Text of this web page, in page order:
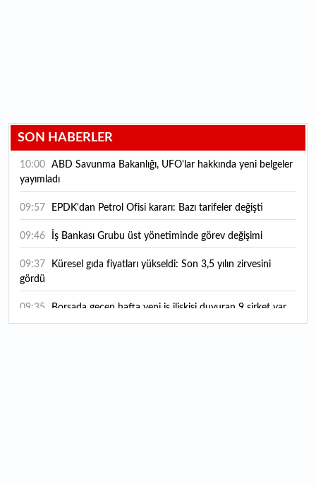
SON HABERLER
10:00
yayımladı
09:57 EPDK'dan Petrol Ofisi kararı: Bazı tarifeler değişti
09:46 İş Bankası Grubu üst yönetiminde görev değişimi
09:37
gördü
09:35 Borsada geçen hafta yeni iş ilişkisi duyuran 9 şirket var